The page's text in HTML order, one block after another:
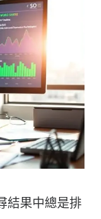
結果中總是排